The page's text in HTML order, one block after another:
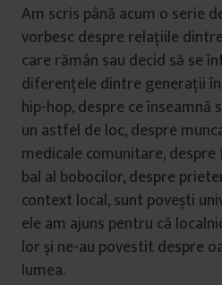
Am scris până acum o serie
vorbesc despre relațiile
care rămân sau decid să se
diferențele dintre generații
hip-hop, despre ce
un astfel de loc, despre
medicale comunitare,
bal al bobocilor, despre
context local, sunt povești
ele am ajuns pentru că
lor și ne-au povestit despre
lumea.